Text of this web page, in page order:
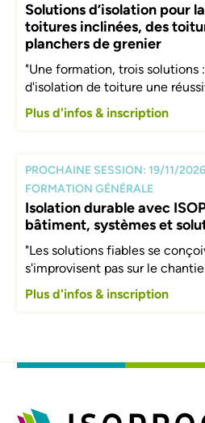
Solutions d’isolation pour
toitures inclinées, des
planchers de grenier
"Une formation, trois solutions
d'isolation de toiture une
Plus d'infos & inscription
PROCHAINE SESSION: 19/11/2026
FORMATION GÉNÉRALE
Isolation durable avec
bâtiment, systèmes et
"Les solutions fiables se
s'improvisent pas sur le
Plus d'infos & inscription